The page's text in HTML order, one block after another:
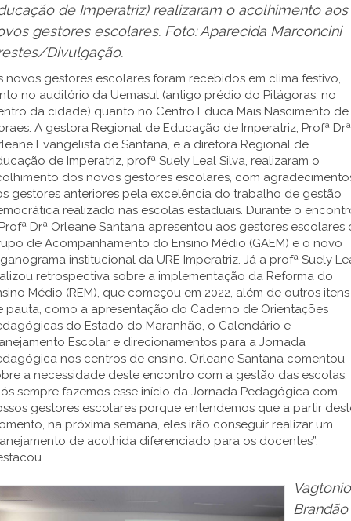
de Imperatriz) realizaram o acolhimento aos
gestores escolares. Foto: Aparecida Marconcini
Divulgação.
novos gestores escolares foram recebidos em clima festivo,
no auditório da Uemasul (antigo prédio do Pitágoras, no
da cidade) quanto no Centro Educa Mais Nascimento de
A gestora Regional de Educação de Imperatriz, Profª Drª
Evangelista de Santana, e a diretora Regional de
de Imperatriz, profª Suely Leal Silva, realizaram o
dos novos gestores escolares, com
gestores anteriores pela excelência do trabalho de gestão
realizado nas escolas estaduais. Durante o
Drª Orleane Santana apresentou aos gestores escolares
de Acompanhamento do Ensino Médio (GAEM) e o novo
institucional da URE Imperatriz. Já a profª Suely
retrospectiva sobre a implementação da Reforma do
Médio (REM), que começou em 2022, além de outros itens
pauta, como a apresentação do Caderno de Orientações
do Estado do Maranhão, o Calendário e
Escolar e direcionamentos para a Jornada
nos centros de ensino. Orleane Santana comentou
a necessidade deste encontro com a gestão das escolas.
sempre fazemos esse início da Jornada Pedagógica com
gestores escolares porque entendemos que a partir
na próxima semana, eles irão conseguir realizar um
de acolhida diferenciado para os docentes”,
Vagtonio
Brandão